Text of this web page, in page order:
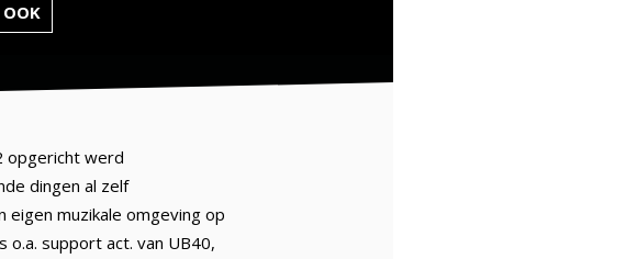
opgericht werd
dingen al zelf
eigen muzikale omgeving op
o.a. support act. van UB40,